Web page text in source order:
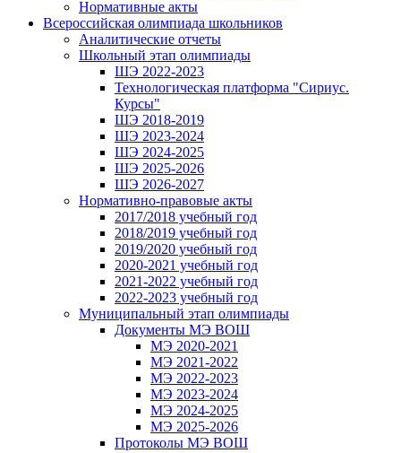
Нормативные акты
Всероссийская олимпиада школьников
Аналитические отчеты
Школьный этап олимпиады
ШЭ 2022-2023
Технологическая платформа "Сириус.
Курсы"
ШЭ 2018-2019
ШЭ 2023-2024
ШЭ 2024-2025
ШЭ 2025-2026
ШЭ 2026-2027
Нормативно-правовые акты
2017/2018 учебный год
2018/2019 учебный год
2019/2020 учебный год
2020-2021 учебный год
2021-2022 учебный год
2022-2023 учебный год
Муниципальный этап олимпиады
Документы МЭ ВОШ
МЭ 2020-2021
МЭ 2021-2022
МЭ 2022-2023
МЭ 2023-2024
МЭ 2024-2025
МЭ 2025-2026
Протоколы МЭ ВОШ